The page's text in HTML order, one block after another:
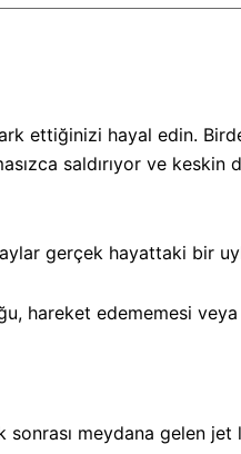
ettiğinizi hayal edin.
saldırıyor ve
gerçek hayattaki bir
hareket edememesi
meydana gelen jet